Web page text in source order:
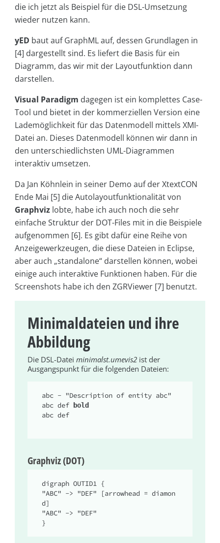
die ich jetzt als Beispiel für die DSL-Umsetzung
wieder nutzen kann.
yED baut auf GraphML auf, dessen Grundlagen in
[4] dargestellt sind. Es liefert die Basis für ein
Diagramm, das wir mit der Layoutfunktion dann
darstellen.
Visual Paradigm dagegen ist ein komplettes Case-
Tool und bietet in der kommerziellen Version eine
Lademöglichkeit für das Datenmodell mittels XMI-
Datei an. Dieses Datenmodell können wir dann in
den unterschiedlichsten UML-Diagrammen
interaktiv umsetzen.
Da Jan Köhnlein in seiner Demo auf der XtextCON
Ende Mai [5] die Autolayoutfunktionalität von
Graphviz lobte, habe ich auch noch die sehr
einfache Struktur der DOT-Files mit in die Beispiele
aufgenommen [6]. Es gibt dafür eine Reihe von
Anzeigewerkzeugen, die diese Dateien in Eclipse,
aber auch „standalone“ darstellen können, wobei
einige auch interaktive Funktionen haben. Für die
Screenshots habe ich den ZGRViewer [7] benutzt.
Minimaldateien und ihre
Abbildung
Die DSL-Dateiminimalst.umevis2 ist der
Ausgangspunkt für die folgenden Dateien:
abc - "Description of entity abc"
abc def
bold
abc def
Graphviz (DOT)
digraph OUTID1 {
"ABC" -> "DEF" [arrowhead = diamon
d]
"ABC" -> "DEF"
}